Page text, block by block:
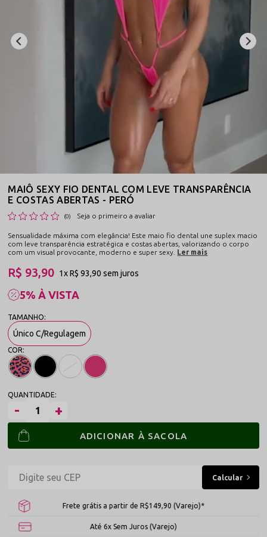
MAIÔ SEXY FIO DENTAL COM LEVE TRANSPARÊNCIA
E COSTAS ABERTAS - PERÓ
(0) Seja o primeiro a avaliar
Sensualidade máxima com elegância! Este maio fio dental une suplex macio
com leve transparência estratégica e costas abertas, valorizando o corpo
com um visual provocante, moderno e super sexy. Ler mais
5% À VISTA
R$ 93,90 1xR$ 93,90sem juros
Único C/Regulagem
ADICIONAR À SACOLA
Frete grátis a partir de R$149,90 (Varejo)*
Até 6x Sem Juros (Varejo)